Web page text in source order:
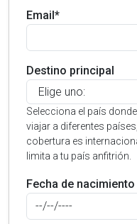
Email*
Destino principal
Selecciona el país
viajar a diferentes
cobertura es
limita a tu país anfitrión.
Fecha de nacimiento